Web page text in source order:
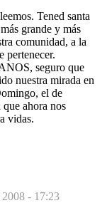
Tened santa
grande y más
comunidad, a la
pertenecer.
seguro que
nuestra mirada en
el de
ahora nos
vidas.
2008 - 17:23